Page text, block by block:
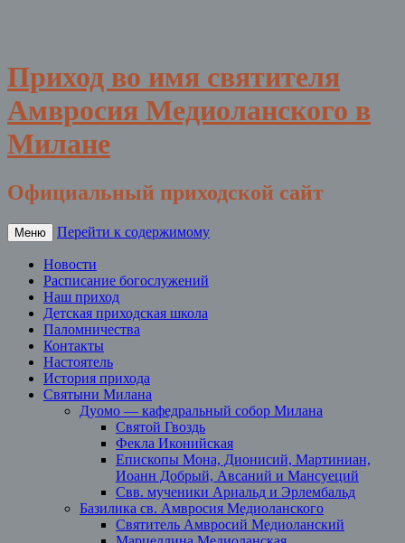
Приход во имя святителя
Амвросия Медиоланского в
Милане
Официальный приходской сайт
Меню Перейти к содержимому
Новости
Расписание богослужений
Наш приход
Детская приходская школа
Паломничества
Контакты
Настоятель
История прихода
Святыни Милана
Дуомо — кафедральный собор Милана
Святой Гвоздь
Фекла Иконийская
Епископы Мона, Дионисий, Мартиниан,
Иоанн Добрый, Авсаний и Мансуеций
Свв. мученики Ариальд и Эрлембальд
Базилика св. Амвросия Медиоланского
Святитель Амвросий Медиоланский